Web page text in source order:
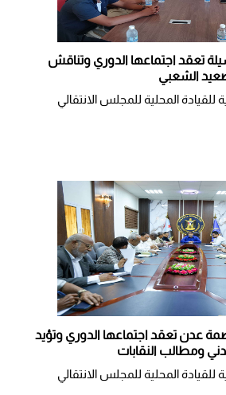
تعقد اجتماعها الدوري وتناقش
الشعبي
للقيادة المحلية للمجلس الانتقالي
عدن تعقد اجتماعها الدوري وتؤيد
ومطالب النقابات
للقيادة المحلية للمجلس الانتقالي